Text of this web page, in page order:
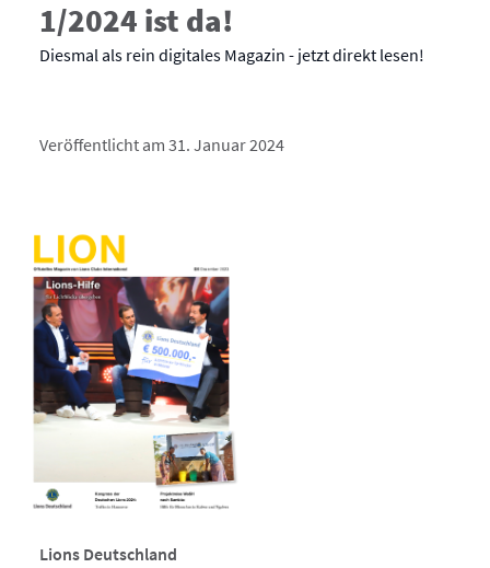
1/2024 ist da!
Diesmal als rein digitales Magazin - jetzt direkt lesen!
Veröffentlicht am 31. Januar 2024
Lions Deutschland